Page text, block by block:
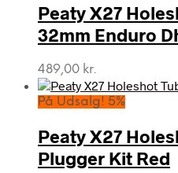
var:
240,00 kr..
er:
Peaty X27
32mm Enduro
489,00 kr.
På Udsalg! 5%
Peaty X27
Plugger Kit Red